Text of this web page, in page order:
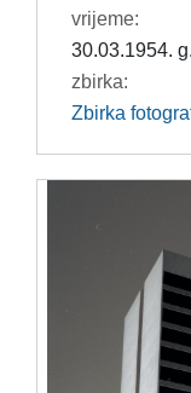
vrijeme:
30.03.1954. g.
zbirka:
Zbirka